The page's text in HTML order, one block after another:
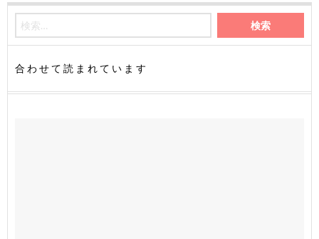
合わせて読まれています